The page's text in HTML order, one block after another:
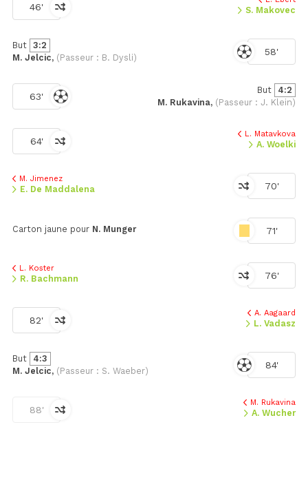
46' S. Makovec
58'
But 3:2
M. Jelcic, (Passeur : B. Dysli)
63'
But
4:2
M. Rukavina, (Passeur : J. Klein)
64'
L. Matavkova
A. Woelki
70'
M. Jimenez
E. De Maddalena
71'
Carton jaune pour N. Munger
76'
L. Koster
R. Bachmann
82'
A. Aagaard
L. Vadasz
84'
But
4:3
M. Jelcic, (Passeur : S. Waeber)
88'
M. Rukavina
A. Wucher